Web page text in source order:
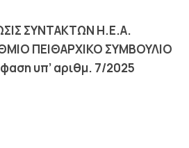
ΣΥΝΤΑΚΤΩΝ Η.Ε.Α.
ΠΕΙΘΑΡΧΙΚΟ ΣΥΜΒΟΥΛΙΟ
υπ’ αριθμ. 7/2025